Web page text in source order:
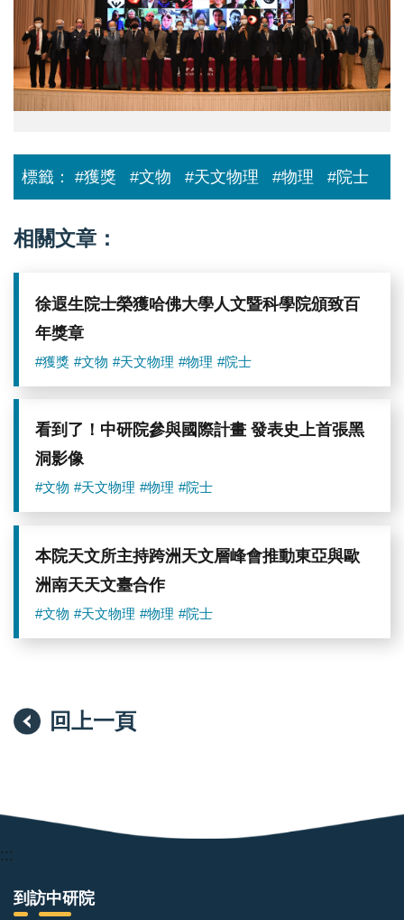
照
片，
是
這
個
黑
的
第
個
直
可
作
計
畫
公
布
銀
心
黑
首
張
像
標籤： #獲獎 #文物 #天文物理 #物理 #院士
相關文章：
徐遐生院士榮獲哈佛大學人文暨科學院頒致百
年獎章
#獲獎 #文物 #天文物理 #物理 #院士
看到了！中研院參與國際計畫 發表史上首張黑
洞影像
#文物 #天文物理 #物理 #院士
本院天文所主持跨洲天文層峰會推動東亞與歐
洲南天天文臺合作
#文物 #天文物理 #物理 #院士
回上一頁
:::
到訪中研院